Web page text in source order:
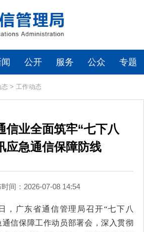
公开 服务 公众 专题
态 > 工作动态
信业全面筑牢“七下八
应急通信保障防线
间：2026-07-08 14:54
日，广东省通信管理局召开“七下八
通信保障工作动员部署会，深入贯彻